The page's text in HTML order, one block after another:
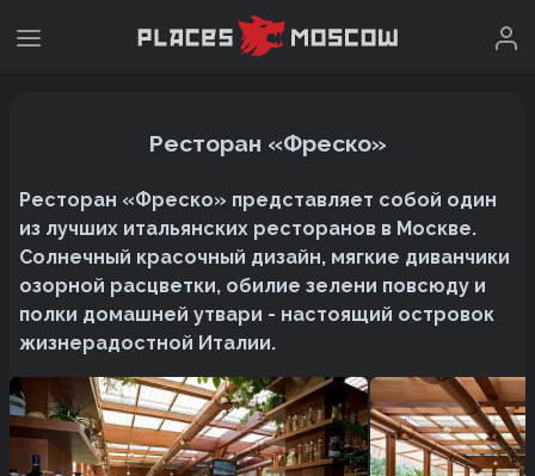
Ресторан «Фреско»
Ресторан «Фреско» представляет собой один
из лучших итальянских ресторанов в Москве.
Солнечный красочный дизайн, мягкие диванчики
озорной расцветки, обилие зелени повсюду и
полки домашней утвари - настоящий островок
жизнерадостной Италии.